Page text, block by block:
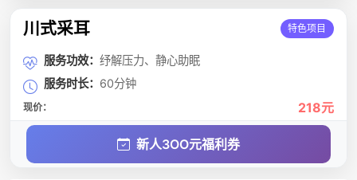
川式采耳 特色项目
服务功效： 纾解压力、静心助眠
服务时长： 60分钟
现价： 218元
新人3OO元福利券